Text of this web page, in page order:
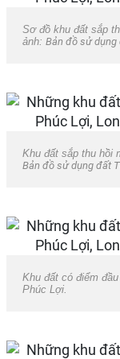
Sơ đồ khu đất sắp
ảnh: Bản đồ sử dụng
Khu đất sắp thu hồi
Bản đồ sử dụng đất
Khu đất có điểm
Phúc Lợi.